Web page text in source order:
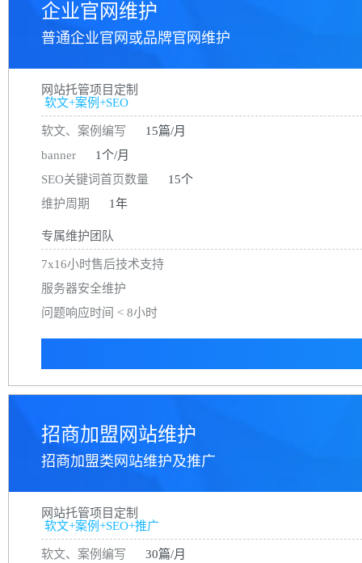
企业官网维护
普通企业官网或品牌官网维护
网站托管项目定制
软文+案例+SEO
软文、案例编写
15篇/月
banner
1个/月
SEO关键词首页数量
15个
维护周期
1年
专属维护团队
7x16小时售后技术支持
服务器安全维护
问题响应时间 < 8小时
招商加盟网站维护
招商加盟类网站维护及推广
网站托管项目定制
软文+案例+SEO+推广
软文、案例编写 30篇/月